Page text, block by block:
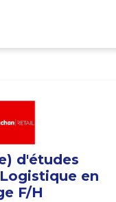
d'études
en
F/H